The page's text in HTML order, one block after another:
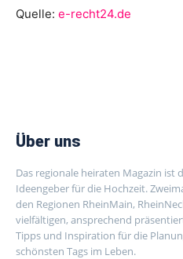
Quelle: e-recht24.de
Über uns
Das regionale heiraten Magazin ist
Ideengeber für die Hochzeit.
den Regionen RheinMain,
vielfältigen, ansprechend
Tipps und Inspiration für die
schönsten Tags im Leben.